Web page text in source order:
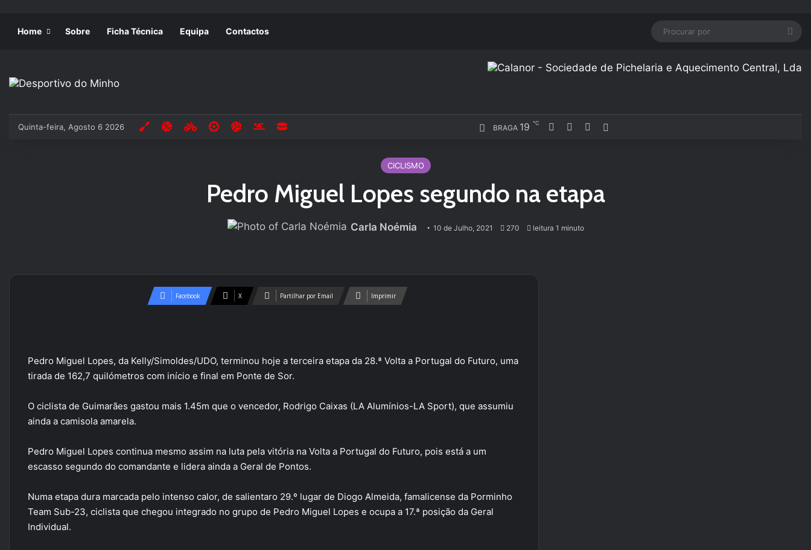
Home Sobre Ficha Técnica Equipa Contactos
Quinta-feira, Agosto 6 2026 BRAGA 19 ℃ FacebookYouTubeInstagram
CICLISMO
Pedro Miguel Lopes segundo na etapa
Carla Noémia 10 de Julho, 2021 270 leitura 1 minuto
Facebook X Partilhar por Email Imprimir
Pedro Miguel Lopes, da Kelly/Simoldes/UDO, terminou hoje a terceira etapa da 28.ª Volta a Portugal do Futuro, uma
tirada de 162,7 quilómetros com início e final em Ponte de Sor.
O ciclista de Guimarães gastou mais 1.45m que o vencedor, Rodrigo Caixas (LA Alumínios-LA Sport), que assumiu
ainda a camisola amarela.
Pedro Miguel Lopes continua mesmo assim na luta pela vitória na Volta a Portugal do Futuro, pois está a um
escasso segundo do comandante e lidera ainda a Geral de Pontos.
Numa etapa dura marcada pelo intenso calor, de salientaro 29.º lugar de Diogo Almeida, famalicense da Porminho
Team Sub-23, ciclista que chegou integrado no grupo de Pedro Miguel Lopes e ocupa a 17.ª posição da Geral
Individual.